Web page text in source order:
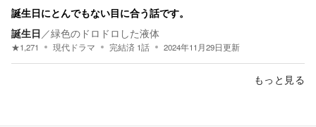
誕生日にとんでもない目に合う話です。
誕生日 ／緑色のドロドロした液体
★1,271 現代ドラマ 完結済 1話 2024年11月29日更新
もっと見る